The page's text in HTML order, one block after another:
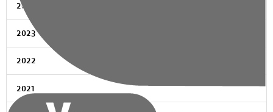
2024
2023
2022
2021